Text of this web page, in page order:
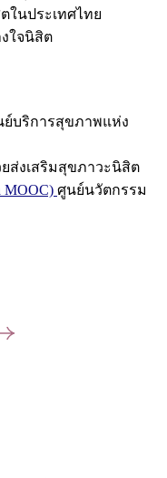
ในประเทศไทย
ใจนิสิต
ย์บริการสุขภาพแห่ง
ส่งเสริมสุขภาวะนิสิต
ศูนย์นวัตกรรม